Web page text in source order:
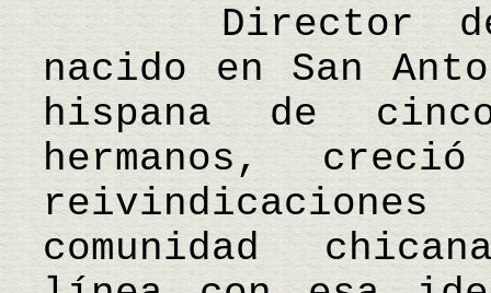
Director de
nacido en San
hispana de
hermanos,
comunidad